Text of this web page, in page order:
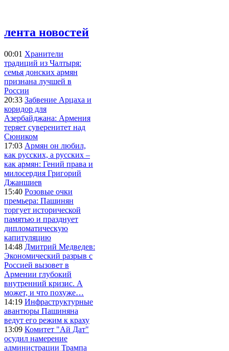
лента новостей
00:01 Хранители
традиций из Чалтыря:
семья донских армян
признана лучшей в
России
20:33 Забвение Арцаха и
коридор для
Азербайджана: Армения
теряет суверенитет над
Сюником
17:03 Армян он любил,
как русских, а русских –
как армян: Гений права и
милосердия Григорий
Джаншиев
15:40 Розовые очки
премьера: Пашинян
торгует исторической
памятью и празднует
дипломатическую
капитуляцию
14:48 Дмитрий Медведев:
Экономический разрыв с
Россией вызовет в
Армении глубокий
внутренний кризис. А
может, и что похуже…
14:19 Инфраструктурные
авантюры Пашиняна
ведут его режим к краху
13:09 Комитет "Ай Дат"
осудил намерение
администрации Трампа